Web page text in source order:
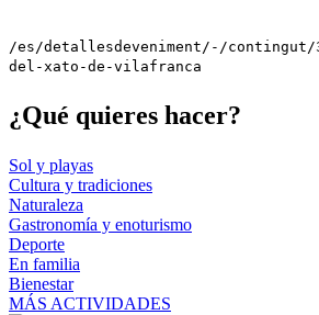
/es/detallesdeveniment/-/contingut/
del-xato-de-vilafranca
¿Qué quieres hacer?
Sol y playas
Cultura y tradiciones
Naturaleza
Gastronomía y enoturismo
Deporte
En familia
Bienestar
MÁS ACTIVIDADES